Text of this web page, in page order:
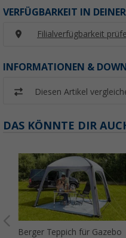
VERFÜGBARKEIT IN
Filialverfügbarkeit
INFORMATIONEN &
Diesen Artikel
DAS KÖNNTE DIR
Berger Teppich für Gazebo